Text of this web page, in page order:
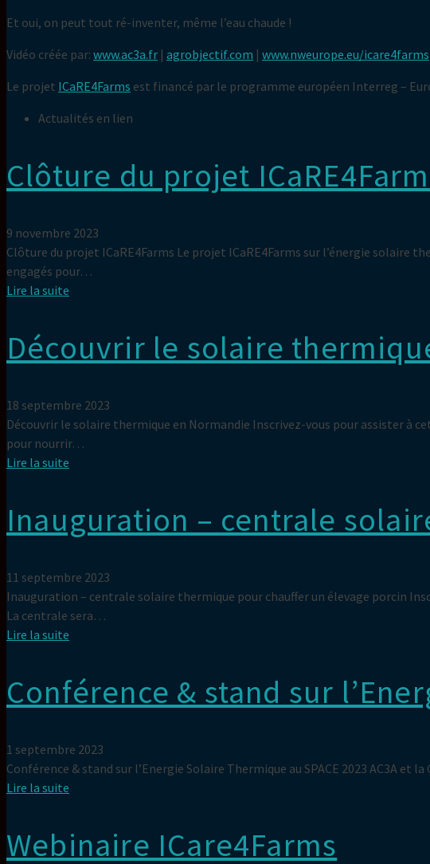
Et oui, on peut tout ré-inventer, même l’eau chaude !
Vidéo créée par: www.ac3a.fr | agrobjectif.com | www.nweurope.eu/icare4farms
Le projet ICaRE4Farms est financé par le programme européen Interreg –
Actualités en lien
Clôture du projet
9 novembre 2023
Clôture du projet ICaRE4Farms Le projet ICaRE4Farms sur l’énergie solaire
engagés pour…
Lire la suite
Découvrir le solaire
18 septembre 2023
Découvrir le solaire thermique en Normandie Inscrivez-vous pour assister à
pour nourrir…
Lire la suite
Inauguration – centrale
11 septembre 2023
Inauguration – centrale solaire thermique pour chauffer un élevage porcin
La centrale sera…
Lire la suite
Conférence & stand sur
1 septembre 2023
Conférence & stand sur l’Energie Solaire Thermique au SPACE 2023 AC3A
Lire la suite
Webinaire ICare4Farms